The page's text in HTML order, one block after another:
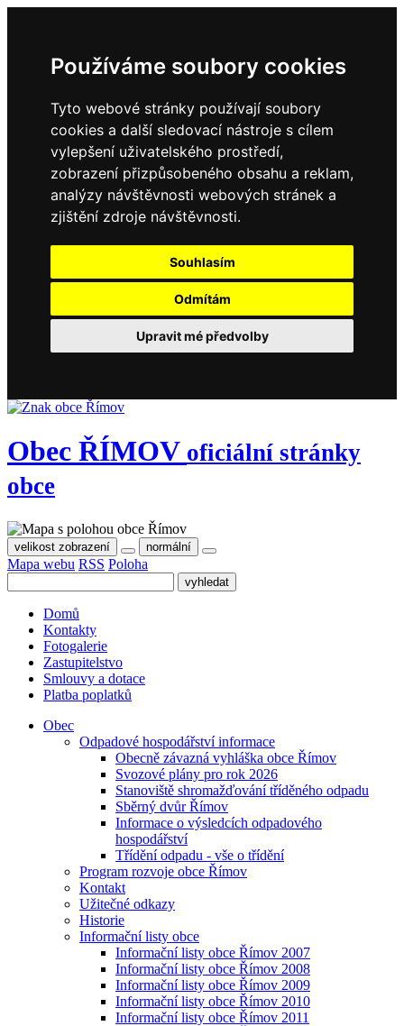
Používáme soubory cookies
Tyto webové stránky používají soubory
cookies a další sledovací nástroje s cílem
vylepšení uživatelského prostředí,
zobrazení přizpůsobeného obsahu a reklam,
analýzy návštěvnosti webových stránek a
zjištění zdroje návštěvnosti.
Souhlasím
Odmítám
Upravit mé předvolby
Obec ŘÍMOV oficiální stránky
obce
velikost zobrazení normální
Mapa webu RSS Poloha
Domů
Kontakty
Fotogalerie
Zastupitelstvo
Smlouvy a dotace
Platba poplatků
Obec
Odpadové hospodářství informace
Obecně závazná vyhláška obce Římov
Svozové plány pro rok 2026
Stanoviště shromažďování tříděného odpadu
Sběrný dvůr Římov
Informace o výsledcích odpadového
hospodářství
Třídění odpadu - vše o třídění
Program rozvoje obce Římov
Kontakt
Užitečné odkazy
Historie
Informační listy obce
Informační listy obce Římov 2007
Informační listy obce Římov 2008
Informační listy obce Římov 2009
Informační listy obce Římov 2010
Informační listy obce Římov 2011